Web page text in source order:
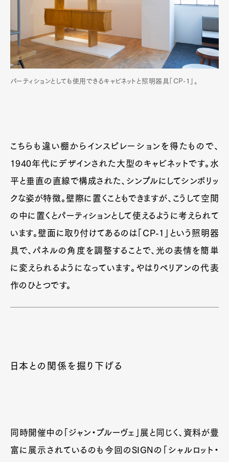
パーティションとしても使用できるキャビネットと照明器具「CP-1」。
こちらも違い棚からインスピレーションを得たもので、
1940年代にデザインされた大型のキャビネットです。水
平と垂直の直線で構成された、シンプルにしてシンボリッ
クな姿が特徴。壁際に置くこともできますが、こうして空間
の中に置くとパーティションとして使えるように考えられて
います。壁面に取り付けてあるのは「CP-1」という照明器
具で、パネルの角度を調整することで、光の表情を簡単
に変えられるようになっています。やはりペリアンの代表
作のひとつです。
日本との関係を掘り下げる
同時開催中の「ジャン・プルーヴェ」展と同じく、資料が豊
富に展示されているのも今回のSIGNの「シャルロット・